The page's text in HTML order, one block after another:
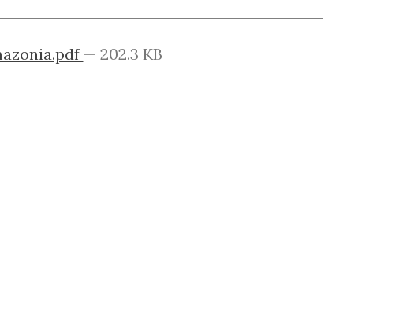
— 202.3 KB